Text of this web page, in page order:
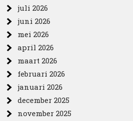
juli 2026
juni 2026
mei 2026
april 2026
maart 2026
februari 2026
januari 2026
december 2025
november 2025